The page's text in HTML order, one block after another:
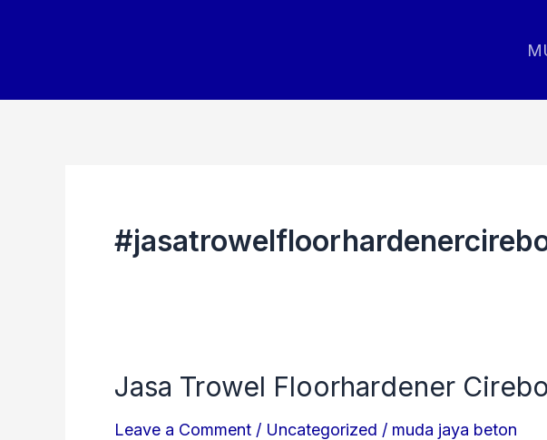
Jasa Trowel Floorhardener
Leave a Comment / Uncategorized / muda jaya beton
Jasa